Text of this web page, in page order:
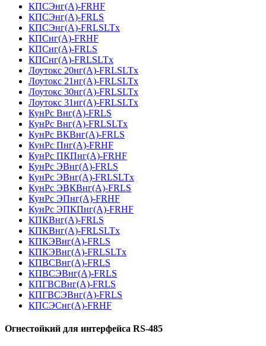
КПСЭнг(А)-FRHF
КПСЭнг(А)-FRLS
КПСЭнг(А)-FRLSLTx
КПСнг(А)-FRHF
КПСнг(А)-FRLS
КПСнг(А)-FRLSLTx
Лоутокс 20нг(А)-FRLSLTx
Лоутокс 21нг(А)-FRLSLTx
Лоутокс 30нг(А)-FRLSLTx
Лоутокс 31нг(А)-FRLSLTx
КунРс Внг(А)-FRLS
КунРс Внг(А)-FRLSLTx
КунРс ВКВнг(А)-FRLS
КунРс Пнг(А)-FRHF
КунРс ПКПнг(А)-FRHF
КунРс ЭВнг(А)-FRLS
КунРс ЭВнг(А)-FRLSLTx
КунРс ЭВКВнг(А)-FRLS
КунРс ЭПнг(А)-FRHF
КунРс ЭПКПнг(А)-FRHF
КПКВнг(А)-FRLS
КПКВнг(А)-FRLSLTx
КПКЭВнг(А)-FRLS
КПКЭВнг(А)-FRLSLTx
КПВСВнг(А)-FRLS
КПВСЭВнг(А)-FRLS
КПГВСВнг(А)-FRLS
КПГВСЭВнг(А)-FRLS
КПСЭСнг(А)-FRHF
Огнестойкий для интерфейса RS-485